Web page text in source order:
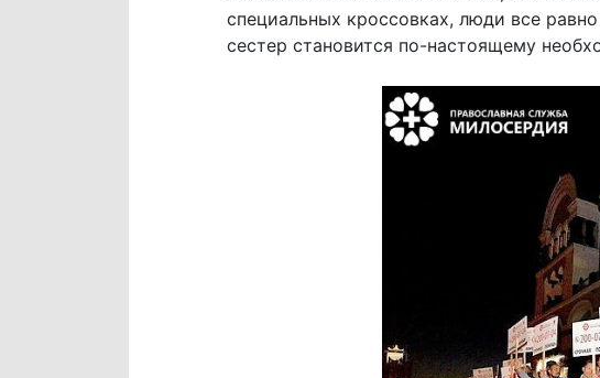
специальных кроссовках, люди все
сестер становится по-настоящему